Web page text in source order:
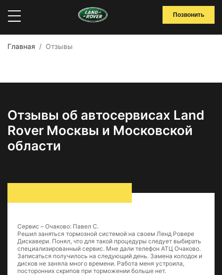
Позвонить
Главная Отзывы
Отзывы об автосервисах Land
Rover Москвы и Московской
области
Сервис – Очаково: Павел C.
Решил заняться тормозной системой на своем Ленд Ровере
Дискавери. Понял, что для такой процедуры следует выбирать
специализированный сервис. Мне дали телефон АТЦ Очаково.
Записаться получилось на следующий день. Замена колодок и
дисков не заняла много времени. Работа меня устроила,
посторонних скрипов при торможении больше нет.